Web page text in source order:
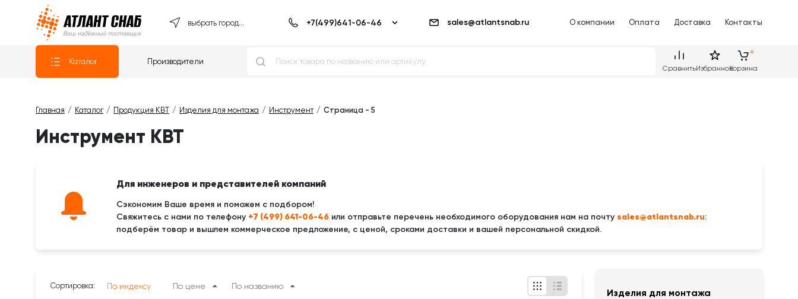
Атлантснаб
выбрать город... sales@atlantsnab.ru О компании Оплата Доставка Контакты
Каталог Производители
СравнитьИзбранноеКорзина
Главная Каталог Продукция КВТ Изделия для монтажа Инструмент Страница - 5
Инструмент КВТ
Для инженеров и представителей компаний
Сэкономим Ваше время и поможем с подбором!
Свяжитесь с нами по телефону +7 (499) 641-06-46 или отправьте перечень необходимого оборудования нам на почту sales@atlantsnab.ru:
подберём товар и вышлем коммерческое предложение, с ценой, сроками доставки и вашей персональной скидкой.
Изделия для монтажа
Сортировка: По индексу По цене По названию